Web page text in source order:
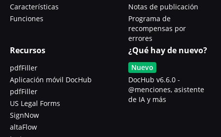
Características
Funciones
Notas de publicación
Programa de
recompensas por
errores
Recursos
pdfFiller
Aplicación móvil DocHub
pdfFiller
US Legal Forms
SignNow
altaFlow
¿Qué hay de nuevo?
Nuevo
DocHub v6.6.0 -
@menciones, asistente
de IA y más